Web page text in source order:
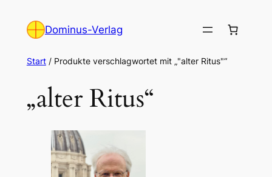
Inhalt
Dominus-Verlag
Start/ Produkte verschlagwortet mit „"alter Ritus"“
„alter Ritus“